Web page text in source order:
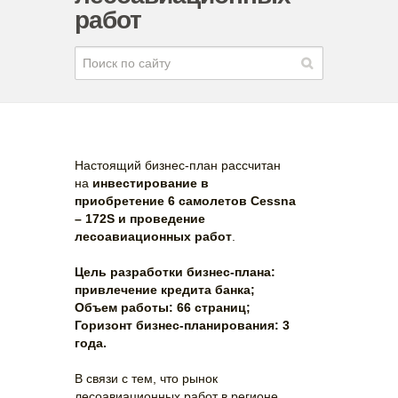
работ
Настоящий бизнес-план рассчитан
на инвестирование в
приобретение 6 самолетов Сessna
– 172S и проведение
лесоавиационных работ
Цель разработки бизнес-плана:
привлечение кредита банка;
Объем работы: 66 страниц;
Горизонт бизнес-планирования: 3
года.
В связи с тем, что рынок